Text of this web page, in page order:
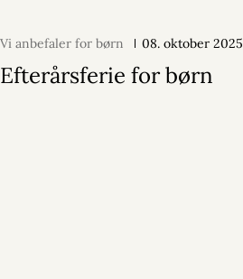
Vi anbefaler for børn 08. oktober 2025
Efterårsferie for børn